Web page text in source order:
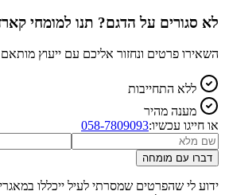
לא סגורים על הדגם? תנו למומחי
השאירו פרטים ונחזור אליכם עם ייעוץ
ללא התחייבות
מענה מהיר
או חייגו עכשיו:058-7809093
דברו עם מומחה
ידוע לי שהפרטים שמסרתי לעיל ייכללו